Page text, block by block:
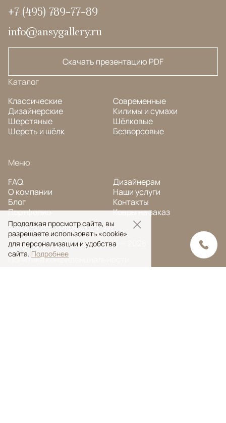
+7 (495) 789-77-89
info@ansygallery.ru
Скачать презентацию PDF
Каталог
Классические
Дизайнерские
Шерстяные
Шерсть и шёлк
Современные
Килимы и сумахи
Шёлковые
Безворсовые
Меню
FAQ
О компании
Блог
Портфолио
Дизайнерам
Наши услуги
Контакты
Ковры на заказ
© Ansy Carpet Company 2005 — 2026
Политика конфиденциальности
Продолжая просмотр сайта, вы
разрешаете использовать «cookie»
для персонализации и удобства
сайта. Подробнее